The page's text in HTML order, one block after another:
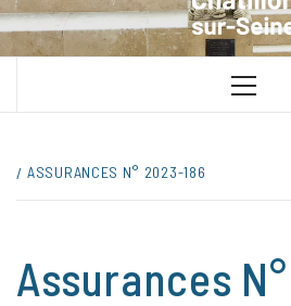
UNE VILLE DANS UN PARC
Primary
ASSURANCES N° 2023-186
Assurances